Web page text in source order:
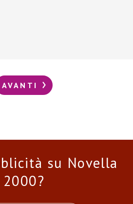
AVANTI
su Novella
2000?